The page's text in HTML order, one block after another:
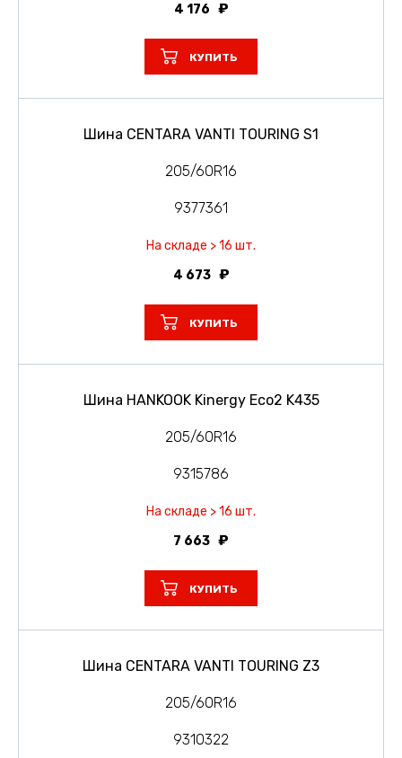
4 176
КУПИТЬ
Шина CENTARA VANTI TOURING S1
205/60R16
9377361
На складе > 16 шт.
4 673
КУПИТЬ
Шина HANKOOK Kinergy Eco2 K435
205/60R16
9315786
На складе > 16 шт.
7 663
КУПИТЬ
Шина CENTARA VANTI TOURING Z3
205/60R16
9310322